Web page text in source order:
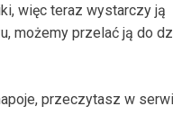
więc teraz wystarczy ją
możemy przelać ją do
przeczytasz w